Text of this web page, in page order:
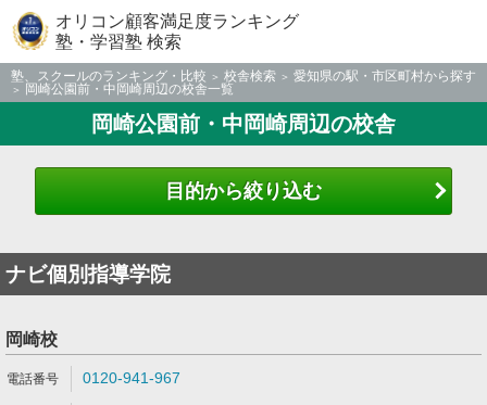
オリコン顧客満足度ランキング
塾・学習塾 検索
塾、スクールのランキング・比較 校舎検索
愛知県の駅・市区町村から探す
岡崎公園前・中岡崎周辺の校舎一覧
岡崎公園前・中岡崎周辺の校舎
目的から絞り込む
ナビ個別指導学院
岡崎校
0120-941-967